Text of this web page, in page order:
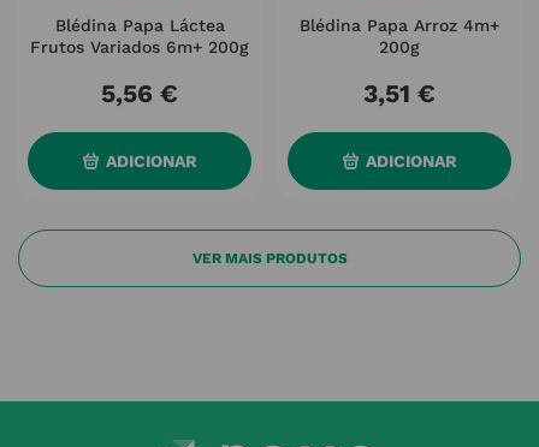
Blédina Papa Láctea
Frutos Variados 6m+ 200g
5,56 €
ADICIONAR
Blédina Papa Arroz 4m+
200g
3,51 €
ADICIONAR